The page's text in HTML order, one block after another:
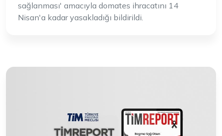
sağlanması' amacıyla domates ihracatını 14
Nisan'a kadar yasakladığı bildirildi.